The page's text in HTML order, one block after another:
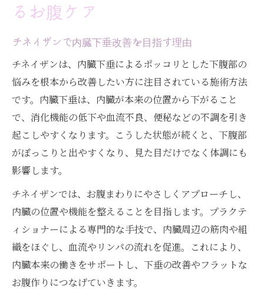
身体の内側からお腹を整えるチネイザン効
チネイザンの専門性がもたらすメリット
内臓下垂改善で得られる美容と健康の変化
ポッコリ下腹部と決別する新習慣
チネイザンで日常に取り入れる内臓ケア
ポッコリ下腹部を防ぐ生活習慣の見直し
内臓下垂を改善するセルフケアのポイント
チネイザンと相性の良い日々の過ごし方
お腹ケアと健康美の両立を叶える秘訣
表参道で体験する内臓ケアの魅力
表参道で受けるチネイザンの独自アプロー
チ
るお腹ケア
チネイザンで内臓下垂改善を目指す理由
チネイザンは、内臓下垂によるポッコリとした下腹部の
悩みを根本から改善したい方に注目されている施術方法
です。内臓下垂は、内臓が本来の位置から下がること
で、消化機能の低下や血流不良、便秘などの不調を引き
起こしやすくなります。こうした状態が続くと、下腹部
がぽっこりと出やすくなり、見た目だけでなく体調にも
影響します。
チネイザンでは、お腹まわりにやさしくアプローチし、
内臓の位置や機能を整えることを目指します。プラクテ
ィショナーによる専門的な手技で、内臓周辺の筋肉や組
織をほぐし、血流やリンパの流れを促進。これにより、
内臓本来の働きをサポートし、下垂の改善やフラットな
お腹作りにつなげていきます。